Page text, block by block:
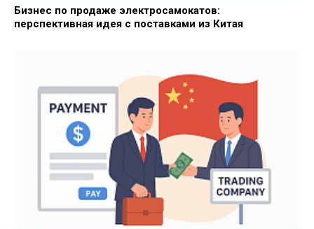
Бизнес по продаже электросамокатов:
перспективная идея с поставками из Китая